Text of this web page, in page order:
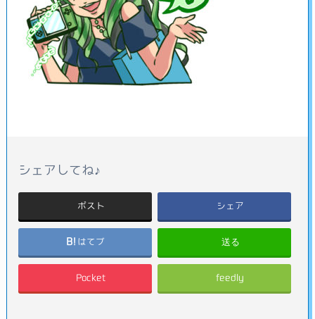
シェアしてね♪
ポスト シェア
はてブ 送る
Pocket feedly